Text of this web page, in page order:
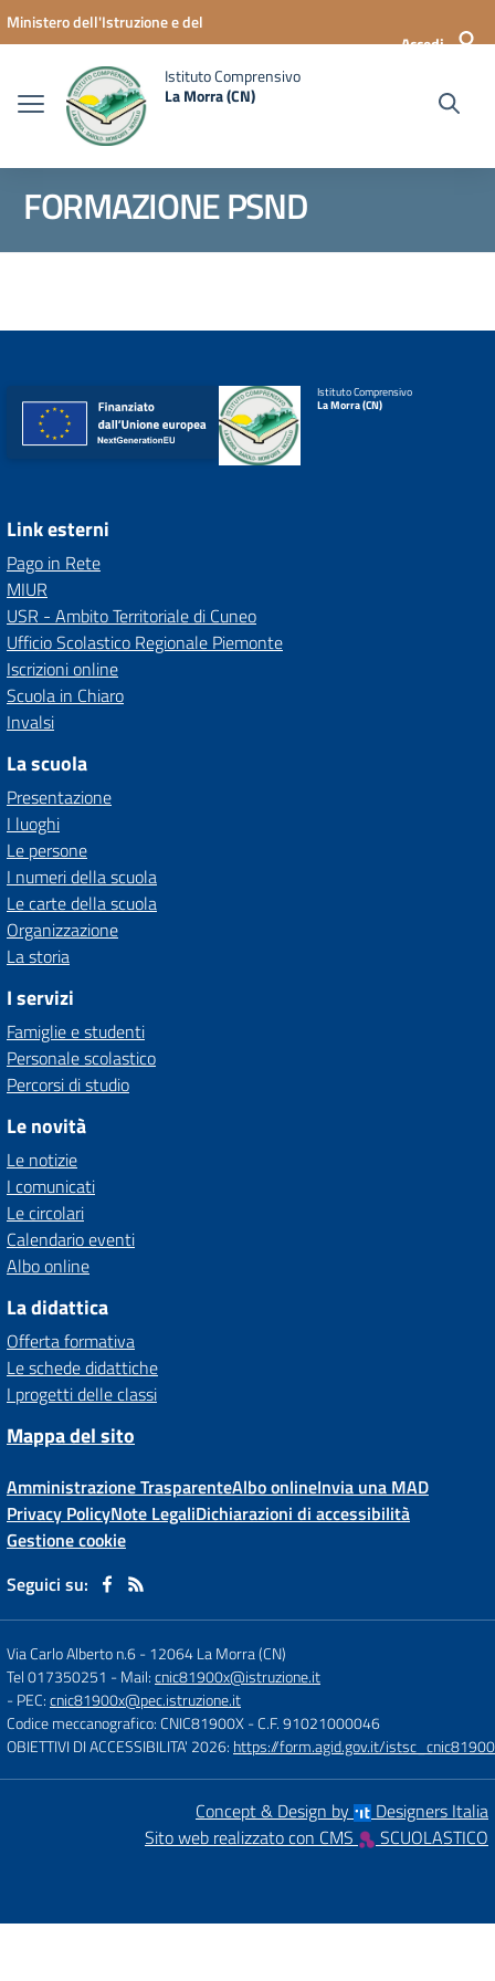
Vai ai contenuti
Vai al menu di navigazione
Vai al footer
Ministero dell'Istruzione e del
Accedi
Istituto Comprensivo
La Morra (CN)
FORMAZIONE PSND
Istituto Comprensivo
La Morra (CN)
Link esterni
Pago in Rete
MIUR
USR - Ambito Territoriale di Cuneo
Ufficio Scolastico Regionale Piemonte
Iscrizioni online
Scuola in Chiaro
Invalsi
La scuola
Presentazione
I luoghi
Le persone
I numeri della scuola
Le carte della scuola
Organizzazione
La storia
I servizi
Famiglie e studenti
Personale scolastico
Percorsi di studio
Le novità
Le notizie
I comunicati
Le circolari
Calendario eventi
Albo online
La didattica
Offerta formativa
Le schede didattiche
I progetti delle classi
Mappa del sito
Amministrazione TrasparenteAlbo onlineInvia una MAD
Privacy PolicyNote LegaliDichiarazioni di accessibilità
Gestione cookie
Seguici su:
Via Carlo Alberto n.6-12064 La Morra (CN)
Tel 017350251 - Mail:cnic81900x@istruzione.it
- PEC:cnic81900x@pec.istruzione.it
Codice meccanografico: CNIC81900X- C.F. 91021000046
OBIETTIVI DI ACCESSIBILITA' 2026: https://form.agid.gov.it/
Concept & Design by
Designers Italia
Sito web realizzato con CMS
SCUOLASTICO